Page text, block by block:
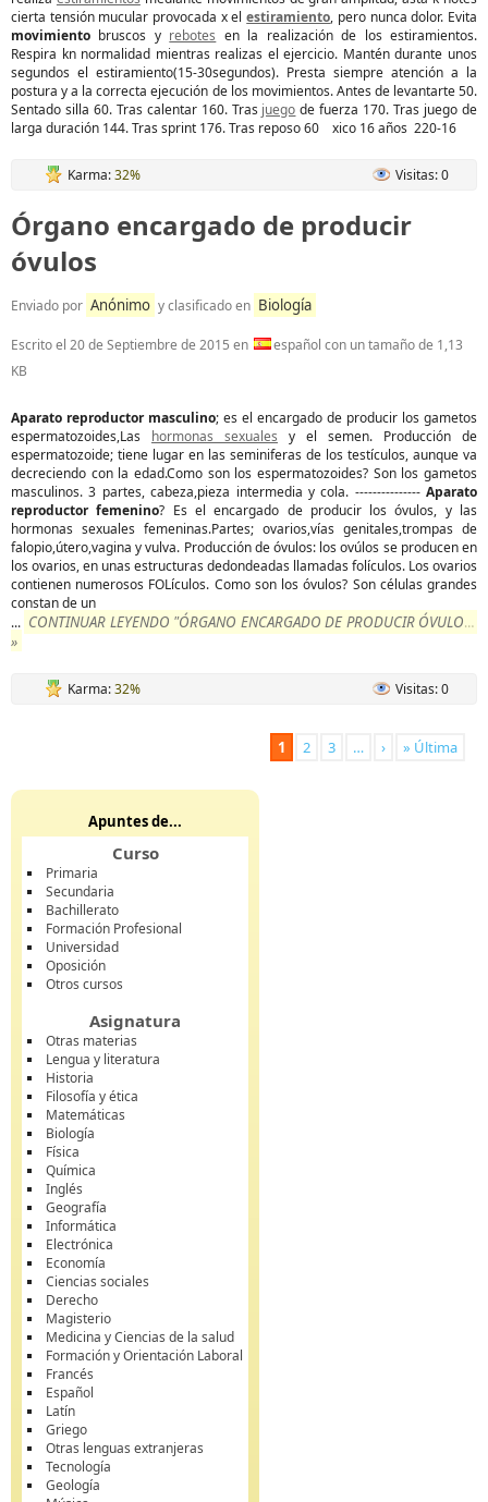
cierta tensión mucular provocada x elestiramiento, pero nunca dolor. Evita
movimiento bruscos y rebotes en la realización de los estiramientos.
Respira kn normalidad mientras realizas el ejercicio. Mantén durante unos
segundos el estiramiento(15-30segundos). Presta siempre atención a la
postura y a la correcta ejecución de los movimientos. Antes de levantarte 50.
Sentado silla 60. Tras calentar 160. Tras juego de fuerza 170. Tras juego de
larga duración 144. Tras sprint 176. Tras reposo 60 xico 16 años 220-16
Karma:32% Visitas: 0
Órgano encargado de producir
óvulos
Enviado por Anónimo y clasificado en Biología
Escrito el 20 de Septiembre de 2015 en
español con un tamaño de 1,13
KB
Aparato reproductor masculino; es el encargado de producir los gametos
espermatozoides,Las hormonas sexuales y el semen. Producción de
espermatozoide; tiene lugar en las seminiferas de los testículos, aunque va
decreciendo con la edad.Como son los espermatozoides? Son los gametos
masculinos. 3 partes, cabeza,pieza intermedia y cola. --------------- Aparato
reproductor femenino? Es el encargado de producir los óvulos, y las
hormonas sexuales femeninas.Partes; ovarios,vías genitales,trompas de
falopio,útero,vagina y vulva. Producción de óvulos: los ovúlos se producen en
los ovarios, en unas estructuras dedondeadas llamadas folículos. Los ovarios
contienen numerosos FOLículos. Como son los óvulos? Son células grandes
constan de un
... CONTINUAR LEYENDO "ÓRGANO ENCARGADO DE PRODUCIR ÓVULOS"
»
Karma:32% Visitas: 0
1 2 3 … › » Última
Apuntes de...
Curso
Primaria
Secundaria
Bachillerato
Formación Profesional
Universidad
Oposición
Otros cursos
Asignatura
Otras materias
Lengua y literatura
Historia
Filosofía y ética
Matemáticas
Biología
Física
Química
Inglés
Geografía
Informática
Electrónica
Economía
Ciencias sociales
Derecho
Magisterio
Medicina y Ciencias de la salud
Formación y Orientación Laboral
Francés
Español
Latín
Griego
Otras lenguas extranjeras
Tecnología
Geología